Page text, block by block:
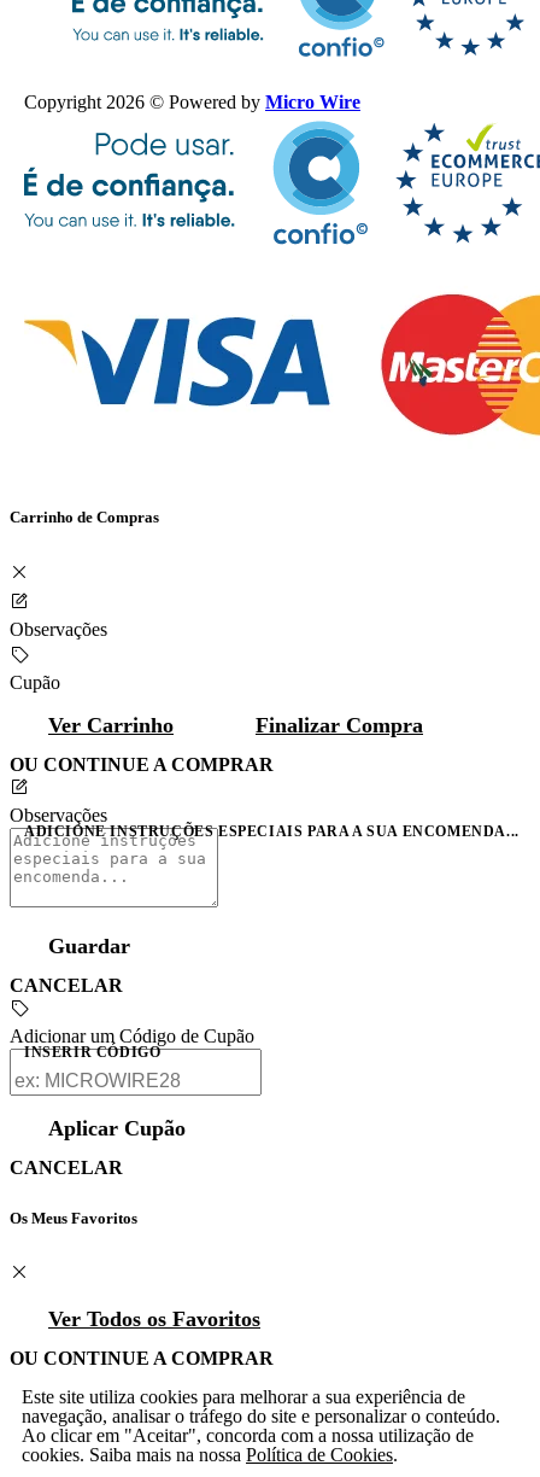
Copyright 2026 © Powered by Micro Wire
Carrinho de Compras
Observações
Cupão
Ver Carrinho Finalizar Compra
OU CONTINUE A COMPRAR
Observações
ADICIONE INSTRUÇÕES ESPECIAIS PARA A SUA ENCOMENDA...
Guardar
CANCELAR
Adicionar um Código de Cupão
INSERIR CÓDIGO
Aplicar Cupão
CANCELAR
Os Meus Favoritos
Ver Todos os Favoritos
OU CONTINUE A COMPRAR
Este site utiliza cookies para melhorar a sua experiência de
navegação, analisar o tráfego do site e personalizar o conteúdo.
Ao clicar em "Aceitar", concorda com a nossa utilização de
cookies. Saiba mais na nossa Política de Cookies.